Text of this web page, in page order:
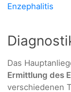
Enzephalitis
Das
Ermittlung des
verschiedenen